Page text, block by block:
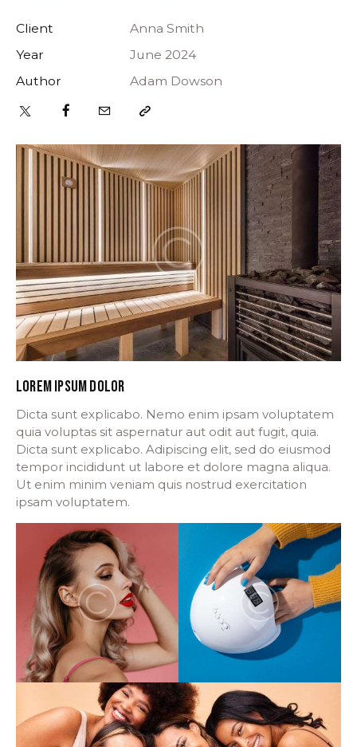
LOREM IPSUM DOLOR
Dicta sunt explicabo. Nemo enim ipsam voluptatem
quia voluptas sit aspernatur aut odit aut fugit, quia.
Dicta sunt explicabo. Adipiscing elit, sed do eiusmod
tempor incididunt ut labore et dolore magna aliqua.
Ut enim minim veniam quis nostrud exercitation
ipsam voluptatem.
Client
Anna Smith
Year
June 2024
Author
Adam Dowson